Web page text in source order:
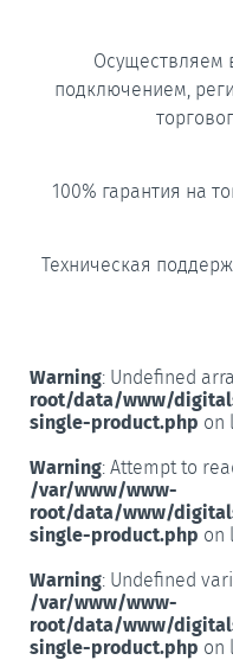
Осуществляем
подключением,
100% гарантия на
Техническая
Warning: Undefined
root/data/www/
single-product.php on
Warning: Attempt to
/var/www/www-
root/data/www/
single-product.php on
Warning: Undefined
/var/www/www-
root/data/www/
single-product.php on